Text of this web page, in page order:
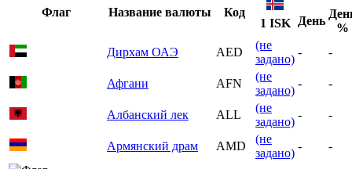
Флаг Название валюты
Код
1 ISK
День
%
Дирхам ОАЭ
AED
(не
задано)
- -
Афгани AFN
(не
задано)
- -
Албанский лек ALL
(не
задано)
- -
Армянский драм AMD
(не
задано)
- -